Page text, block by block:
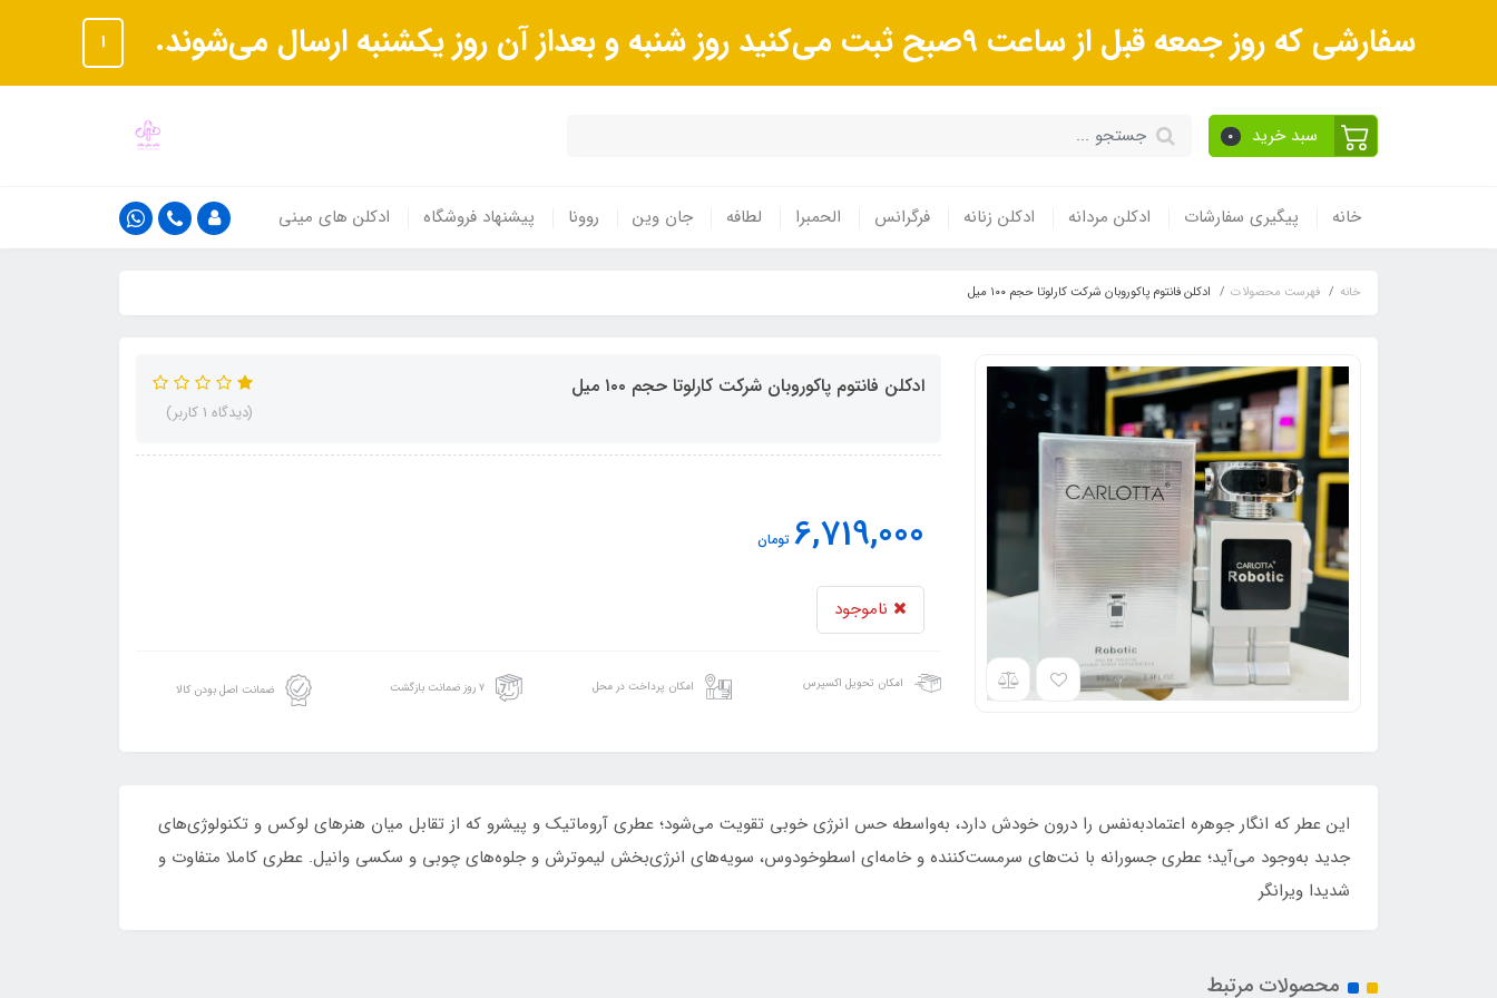
سفارشی که روز جمعه قبل از ساعت 9صبح ثبت می‌کنید روز شنبه و بعداز آن روز یکشنبه ارسال می‌شوند. ا
سبد خرید 0
خانه پیگیری سفارشات ادکلن مردانه ادکلن زنانه فرگرانس الحمبرا لطافه جان وین روونا پیشنهاد فروشگاه ادکلن های مینی
خانه فهرست محصولات ادکلن فانتوم پاکوروبان شرکت کارلوتا حجم ١٠٠ میل
ادکلن فانتوم پاکوروبان شرکت کارلوتا حجم ١٠٠ میل
(دیدگاه 1 کاربر)
6,719,000تومان
ناموجود
امکان تحویل اکسپرس امکان پرداخت در محل ۷ روز ضمانت بازگشت ضمانت اصل بودن کالا
این عطر که انگار جوهره اعتمادبه‌نفس را درون خودش دارد، به‌واسطه حس انرژی خوبی تقویت می‌شود؛ عطری آروماتیک و پیشرو که از تقابل میان هنرهای لوکس و تکنولوژی‌های
جدید به‌وجود می‌آید؛ عطری جسورانه با نت‌های سرمست‌کننده و خامه‌ای اسطوخودوس، سویه‌های انرژی‌بخش لیموترش و جلوه‌های چوبی و سکسی وانیل. عطری کاملا متفاوت و
شدیدا ویرانگر
محصولات مرتبط